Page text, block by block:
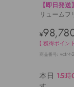
【即日発送】
リューム
¥
【 獲得ポイン
商品番号 vctr-t-
本日 15